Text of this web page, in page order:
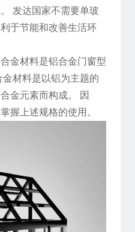
发达国家不需要单玻
于节能和改善生活环
金材料是铝合金门窗型
材料是以铝为主题的
金元素而构成。 因
握上述规格的使用。